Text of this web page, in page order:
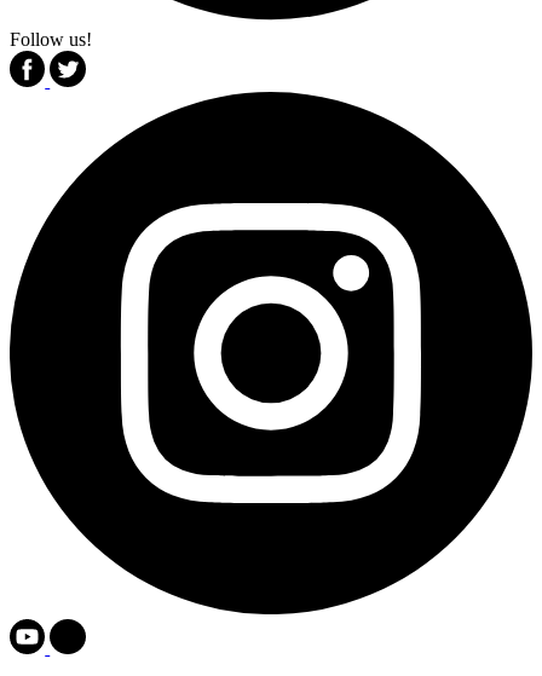
Follow us!